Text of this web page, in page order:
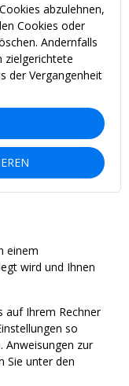
abzulehnen,
Cookies oder
Andernfalls
zielgerichtete
der Vergangenheit
einem
wird und Ihnen
auf Ihrem Rechner
so
Anweisungen zur
Sie unter den